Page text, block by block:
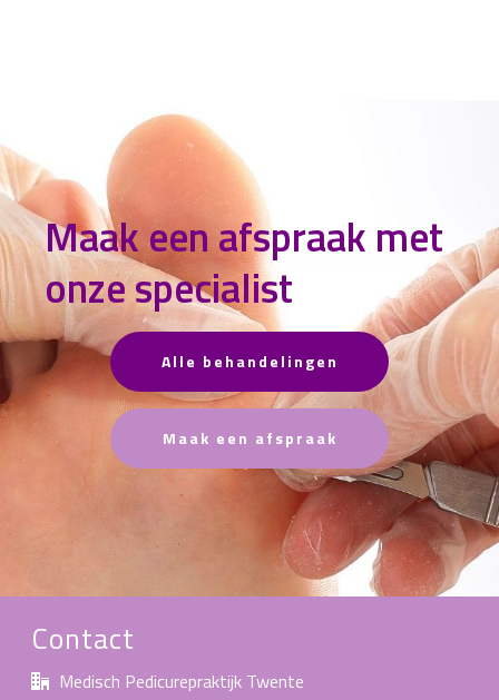
Maak een afspraak met
onze specialist
Alle behandelingen
Maak een afspraak
Contact
Medisch Pedicurepraktijk Twente